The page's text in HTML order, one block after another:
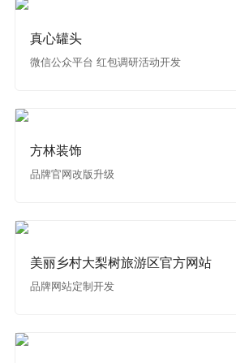
真心罐头
微信公众平台 红包调研活动开发
方林装饰
品牌官网改版升级
美丽乡村大梨树旅游区官方网站
品牌网站定制开发